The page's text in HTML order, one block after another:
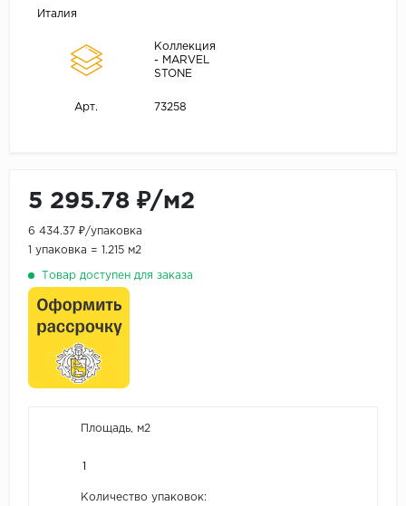
Италия
Коллекция
- MARVEL
STONE
Арт. 73258
5 295.78 ₽/м2
6 434.37 ₽/упаковка
1 упаковка = 1.215 м2
Товар доступен для заказа
Площадь, м2
Количество упаковок: